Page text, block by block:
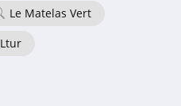
Le Matelas Vert
Ltur